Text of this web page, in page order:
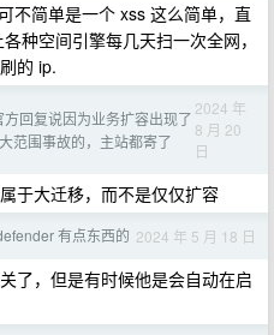
不简单是一个 xss 这么简单，直
种空间引擎每几天扫一次全网，
的 ip.
方回复说因为业务扩容出现了
范围事故的，主站都寄了
2024 年
8 月 20
日
于大迁移，而不是仅仅扩容
有点东西的 2024 年 5 月 18 日
了，但是有时候他是会自动在启